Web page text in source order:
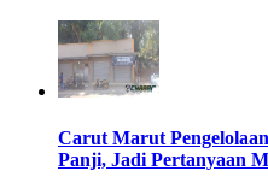
Carut Marut
Panji, Jadi Pertanyaan